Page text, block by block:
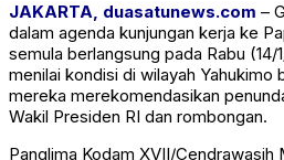
JAKARTA, duasatunews.com –
dalam agenda kunjungan kerja ke
semula berlangsung pada Rabu
menilai kondisi di wilayah Yahukimo
mereka merekomendasikan
Wakil Presiden RI dan rombongan.
Panglima Kodam XVII/Cendrawasih